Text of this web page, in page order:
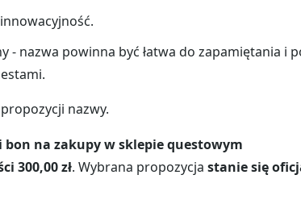
- nazwa powinna być łatwa do zapamiętania i
nazwy.
na zakupy w sklepie questowym
300,00 zł. Wybrana propozycja stanie się